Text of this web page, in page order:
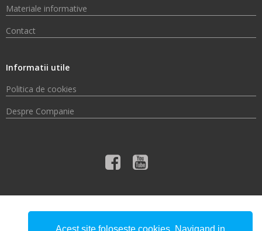
Materiale informative
Contact
Informatii utile
Politica de cookies
Despre Companie
© 2026 Compania de Apă Someș S.A.
Acest site foloseste cookies. Navigand in